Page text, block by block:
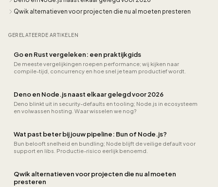
Qwik alternatieven voor projecten die nu al moeten presteren
GERELATEERDE ARTIKELEN
Go en Rust vergeleken: een praktijkgids
De meeste vergelijkingen roepen performance; wij kijken naar
compile-tijd, concurrency en hoe snel je team productief wordt.
Deno en Node.js naast elkaar gelegd voor 2026
Deno blinkt uit in security-defaults en tooling; Node.js in ecosysteem
en volwassen hosting. Waar wisselen we nog?
Wat past beter bij jouw pipeline: Bun of Node.js?
Bun belooft snelheid en bundling; Node blijft de veilige default voor
support en libs. Productie-risico eerlijk benoemd.
Qwik alternatieven voor projecten die nu al moeten
presteren